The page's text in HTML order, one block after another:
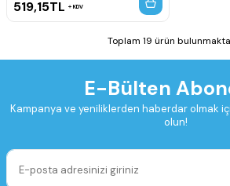
519,15TL KDV
Toplam 19 ürün
E-Bülten
Kampanya ve yeniliklerden haberdar olmak
olun!